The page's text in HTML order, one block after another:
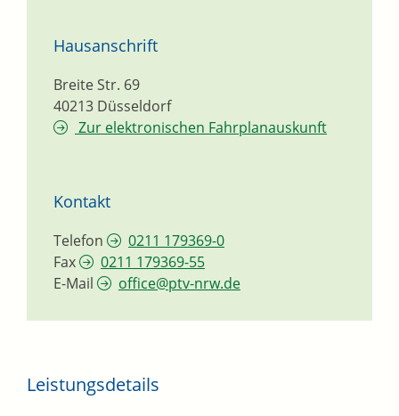
Hausanschrift
Breite Str. 69
40213 Düsseldorf
Zur elektronischen Fahrplanauskunft
Kontakt
Telefon
0211 179369-0
Fax
0211 179369-55
E-Mail
office@ptv-nrw.de
Leistungsdetails